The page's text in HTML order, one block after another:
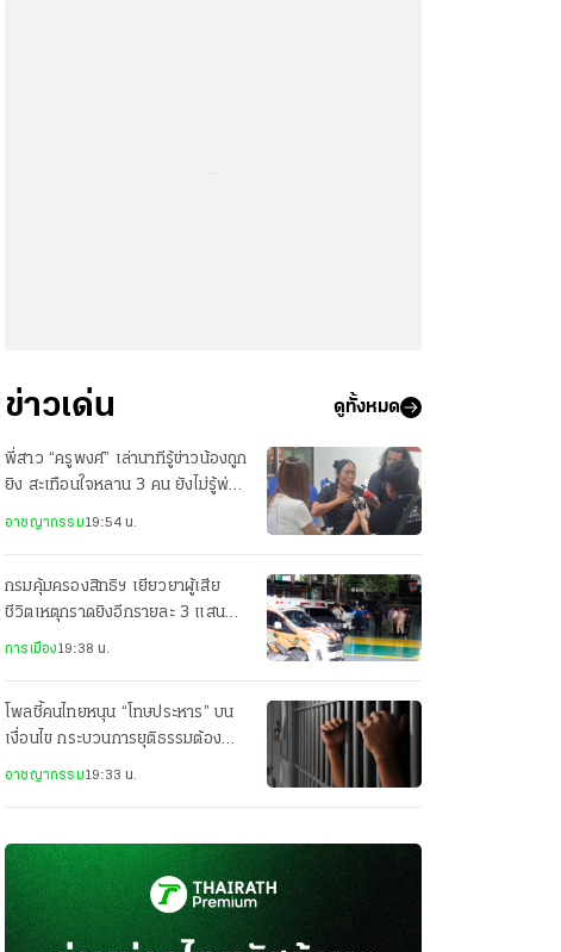
ข่าวเด่น ดูทั้งหมด
พี่สาว “ครูพงศ์” เล่านาทีรู้ข่าวน้องถูก
ยิง สะเทือนใจหลาน 3 คน ยังไม่รู้พ่อ
อาชญากรรม19:54 น.
กรมคุ้มครองสิทธิฯ เยียวยาผู้เสีย
ชีวิตเหตุกราดยิงอีกรายละ 3 แสน
เป็นคนละส่วนกับสำนักนายกฯ
การเมือง19:38 น.
โพลชี้คนไทยหนุน “โทษประหาร” บน
เงื่อนไข กระบวนการยุติธรรมต้อง
อาชญากรรม19:33 น.